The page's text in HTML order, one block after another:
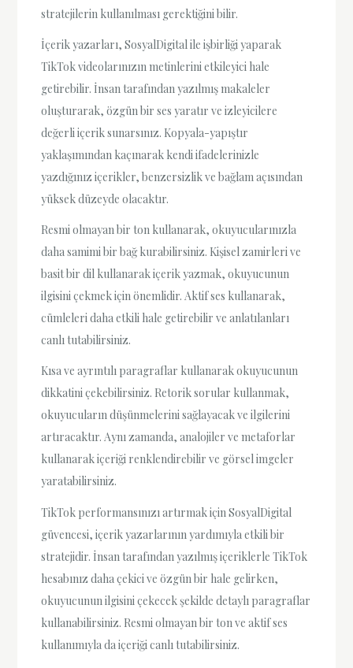
stratejilerin kullanılması gerektiğini bilir.
İçerik yazarları, SosyalDigital ile işbirliği yaparak
TikTok videolarınızın metinlerini etkileyici hale
getirebilir. İnsan tarafından yazılmış makaleler
oluşturarak, özgün bir ses yaratır ve izleyicilere
değerli içerik sunarsınız. Kopyala-yapıştır
yaklaşımından kaçınarak kendi ifadelerinizle
yazdığınız içerikler, benzersizlik ve bağlam açısından
yüksek düzeyde olacaktır.
Resmi olmayan bir ton kullanarak, okuyucularınızla
daha samimi bir bağ kurabilirsiniz. Kişisel zamirleri ve
basit bir dil kullanarak içerik yazmak, okuyucunun
ilgisini çekmek için önemlidir. Aktif ses kullanarak,
cümleleri daha etkili hale getirebilir ve anlatılanları
canlı tutabilirsiniz.
Kısa ve ayrıntılı paragraflar kullanarak okuyucunun
dikkatini çekebilirsiniz. Retorik sorular kullanmak,
okuyucuların düşünmelerini sağlayacak ve ilgilerini
artıracaktır. Aynı zamanda, analojiler ve metaforlar
kullanarak içeriği renklendirebilir ve görsel imgeler
yaratabilirsiniz.
TikTok performansınızı artırmak için SosyalDigital
güvencesi, içerik yazarlarının yardımıyla etkili bir
stratejidir. İnsan tarafından yazılmış içeriklerle TikTok
hesabınız daha çekici ve özgün bir hale gelirken,
okuyucunun ilgisini çekecek şekilde detaylı paragraflar
kullanabilirsiniz. Resmi olmayan bir ton ve aktif ses
kullanımıyla da içeriği canlı tutabilirsiniz.